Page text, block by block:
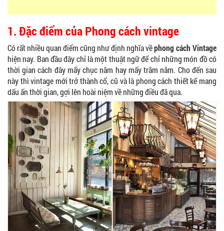
1. Đặc điểm của Phong cách vintage
Có rất nhiều quan điểm cũng như định nghĩa vềphong cách Vintage
hiện nay. Ban đầu đây chỉ là một thuật ngữ để chỉ những món đồ có
thời gian cách đây mấy chục năm hay mấy trăm năm. Cho đến sau
này thì vintage mới trở thành cổ, cũ và là phong cách thiết kế mang
dấu ấn thời gian, gợi lên hoài niệm về những điều đã qua.